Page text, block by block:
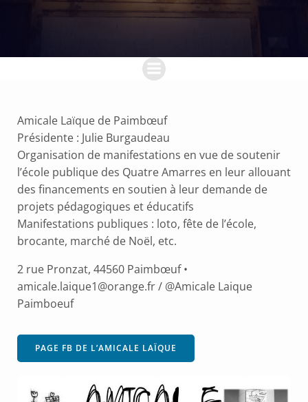
Amicale Laïque de Paimbœuf
Présidente : Julie Burgaudeau
Organisation de manifestations en vue de soutenir
l’école publique des Quatre Amarres en leur allouant
des financements en soutien à leur demande de
projets pédagogiques et éducatifs
Manifestations publiques : loto, fête de l’école,
brocante, marché de Noël, etc.
2 rue Pronzat, 44560 Paimbœuf •
amicale.laique1@orange.fr / @Amicale Laique
Paimboeuf
PAGE FB DE L’AMICALE LAÏQUE